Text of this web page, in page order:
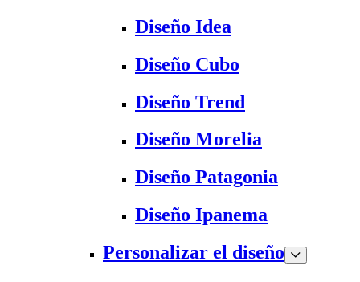
Diseño Idea
Diseño Cubo
Diseño Trend
Diseño Morelia
Diseño Patagonia
Diseño Ipanema
Personalizar el diseño